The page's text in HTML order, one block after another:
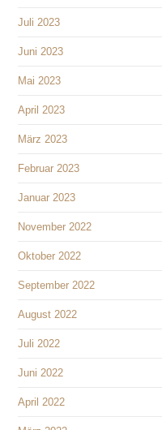
Juli 2023
Juni 2023
Mai 2023
April 2023
März 2023
Februar 2023
Januar 2023
November 2022
Oktober 2022
September 2022
August 2022
Juli 2022
Juni 2022
April 2022